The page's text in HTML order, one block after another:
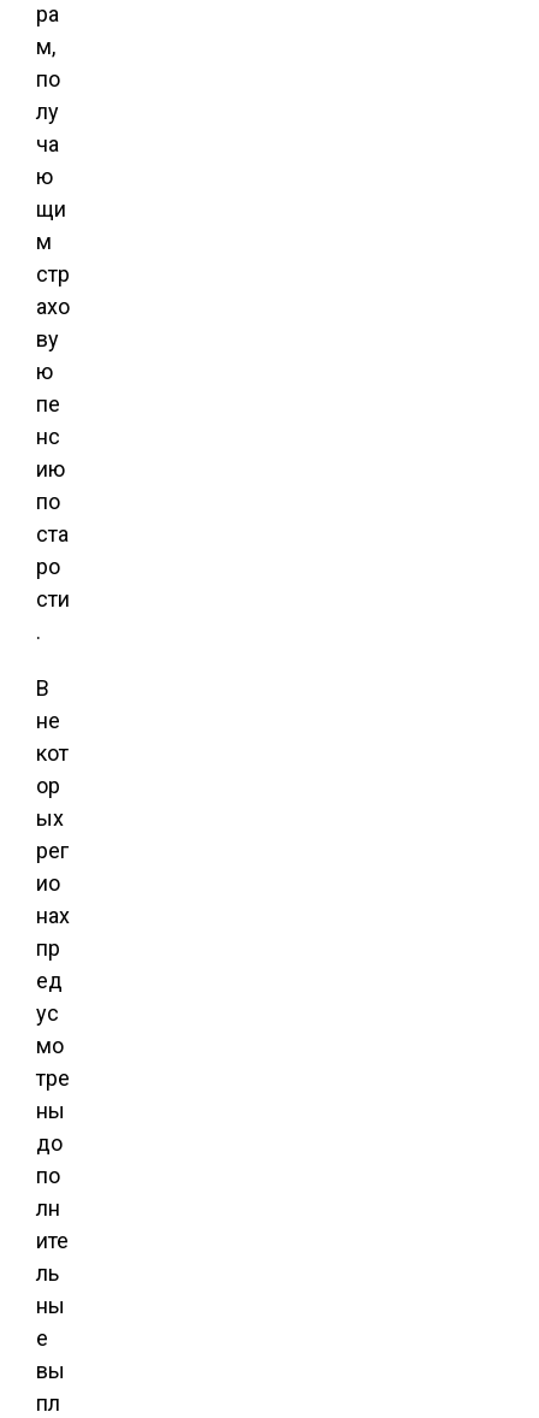
ра
м,
по
лу
ча
ю
щи
м
стр
ахо
ву
ю
пе
нс
ию
по
ста
ро
сти
.
В
не
кот
ор
ых
рег
ио
нах
пр
ед
ус
мо
тре
ны
до
по
лн
ите
ль
ны
е
вы
пл